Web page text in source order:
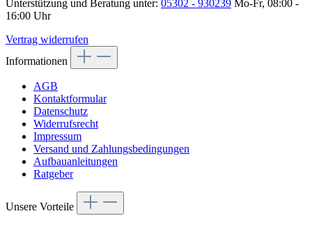
Unterstützung und Beratung unter: 05302 - 930239 Mo-Fr, 08:00 -
16:00 Uhr
Vertrag widerrufen
Informationen
AGB
Kontaktformular
Datenschutz
Widerrufsrecht
Impressum
Versand und Zahlungsbedingungen
Aufbauanleitungen
Ratgeber
Unsere Vorteile